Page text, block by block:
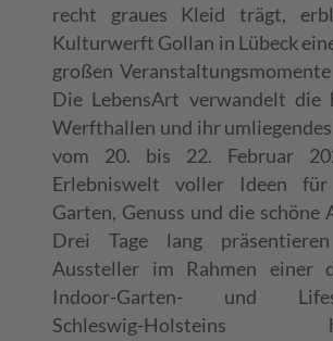
recht graues Kleid trägt,
Kulturwerft Gollan in Lübeck
großen
Die LebensArt verwandelt die
Werfthallen und ihr
vom 20. bis 22. Februar
Erlebniswelt voller Ideen
Garten, Genuss und die schöne
Drei Tage lang
Aussteller im Rahmen einer
Indoor-Garten- und
Schleswig-Holsteins